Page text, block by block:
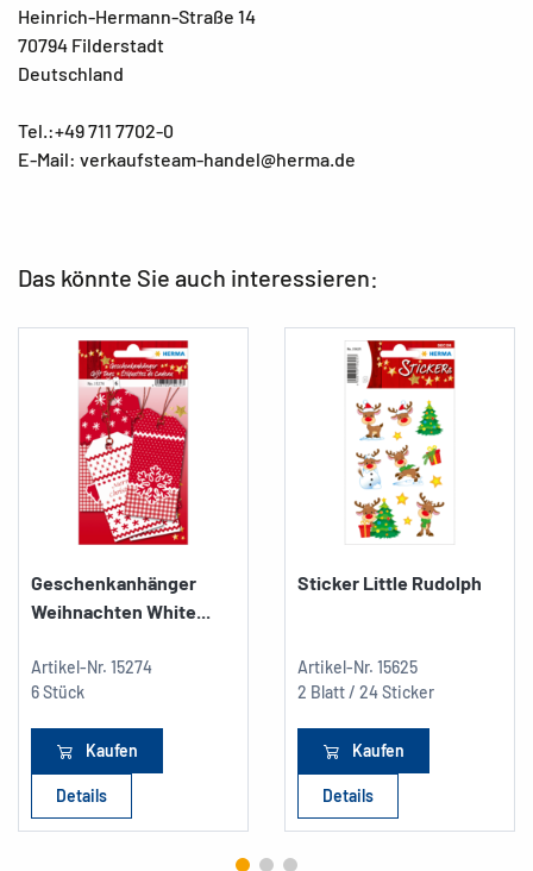
Heinrich-Hermann-Straße 14
70794 Filderstadt
Deutschland
Tel.:+49 711 7702-0
E-Mail: verkaufsteam-handel@herma.de
Das könnte Sie auch interessieren:
Geschenkanhänger
Weihnachten White...
Artikel-Nr. 15274
6 Stück
Kaufen
Details
Sticker Little Rudolph
Artikel-Nr. 15625
2 Blatt / 24 Sticker
Kaufen
Details